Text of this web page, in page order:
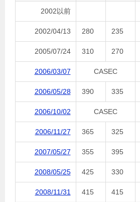
2002以前
2002/04/13 280 235
2005/07/24 310 270
2006/03/07 CASEC
2006/05/28 390 335
2006/10/02 CASEC
2006/11/27 365 325
2007/05/27 355 395
2008/05/25 425 330
2008/11/31 415 415